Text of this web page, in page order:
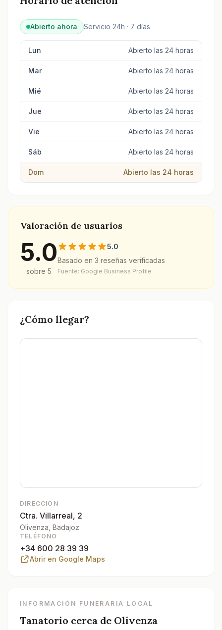
Abierto ahora Servicio 24h · 7 días
Lun Abierto las 24 horas
Mar Abierto las 24 horas
Mié Abierto las 24 horas
Jue Abierto las 24 horas
Vie Abierto las 24 horas
Sáb Abierto las 24 horas
Dom Abierto las 24 horas
Valoración de usuarios
5.0
sobre 5
5.0
Basado en 3 reseñas verificadas
Fuente: Google Business Profile
¿Cómo llegar?
DIRECCIÓN
Ctra. Villarreal, 2
Olivenza , Badajoz
TELÉFONO
+34 600 28 39 39
Abrir en Google Maps
INFORMACIÓN FUNERARIA LOCAL
Tanatorio cerca de Olivenza